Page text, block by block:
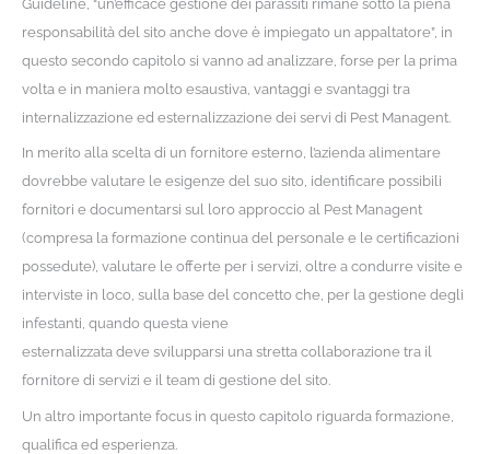
Guideline, “un’efficace gestione dei parassiti rimane sotto la piena
responsabilità del sito anche dove è impiegato un appaltatore”, in
questo secondo capitolo si vanno ad analizzare, forse per la prima
volta e in maniera molto esaustiva, vantaggi e svantaggi tra
internalizzazione ed esternalizzazione dei servi di Pest Managent.
In merito alla scelta di un fornitore esterno, l’azienda alimentare
dovrebbe valutare le esigenze del suo sito, identificare possibili
fornitori e documentarsi sul loro approccio al Pest Managent
(compresa la formazione continua del personale e le certificazioni
possedute), valutare le offerte per i servizi, oltre a condurre visite e
interviste in loco, sulla base del concetto che, per la gestione degli
infestanti, quando questa viene
esternalizzata deve svilupparsi una stretta collaborazione tra il
fornitore di servizi e il team di gestione del sito.
Un altro importante focus in questo capitolo riguarda formazione,
qualifica ed esperienza.